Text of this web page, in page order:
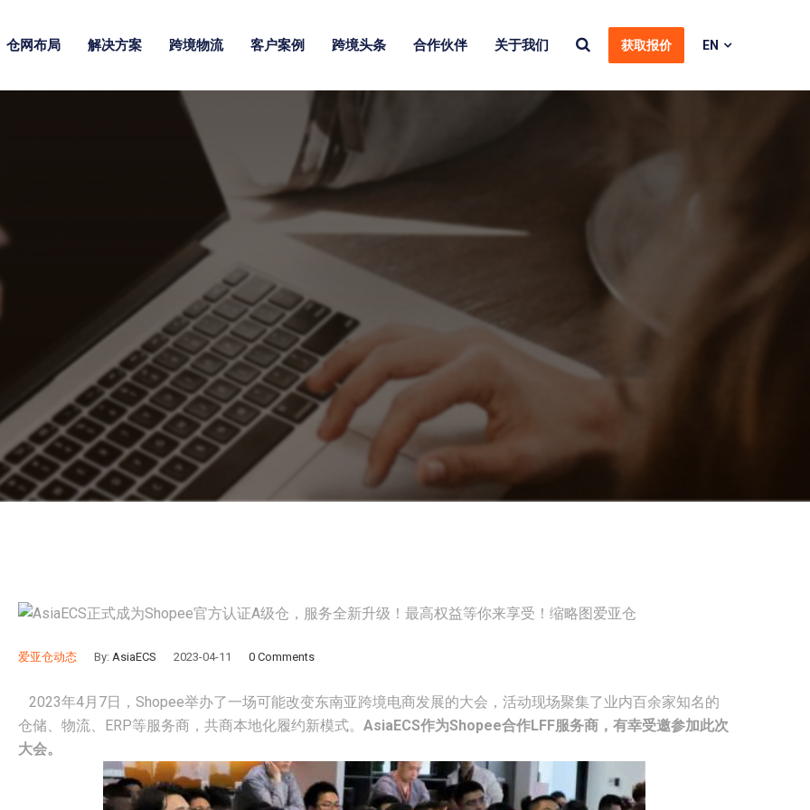
仓网布局 解决方案 跨境物流 客户案例 跨境头条 合作伙伴 关于我们 获取报价 EN
爱亚仓动态 By: AsiaECS 2023-04-11 0 Comments
2023年4月7日，Shopee举办了一场可能改变东南亚跨境电商发展的大会，活动现场聚集了业内百余家知名的
仓储、物流、ERP等服务商，共商本地化履约新模式。 AsiaECS作为Shopee合作LFF服务商，有幸受邀参加此次
大会。